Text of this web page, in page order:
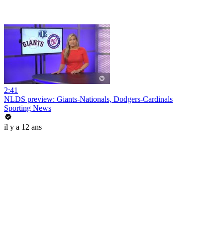
2:41
NLDS preview: Giants-Nationals, Dodgers-Cardinals
Sporting News
il y a 12 ans